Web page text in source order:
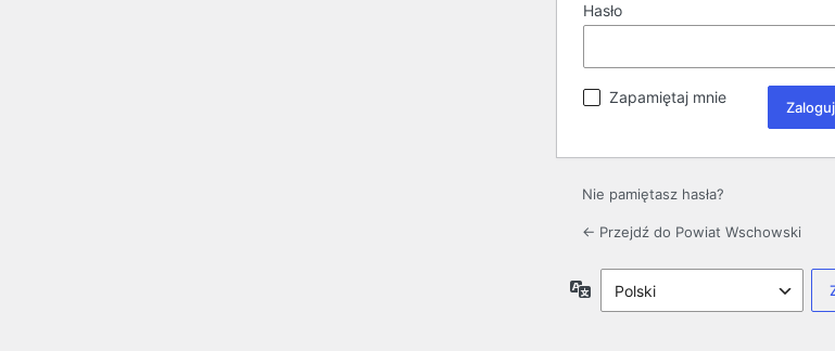
Hasło
Zapamiętaj mnie
Nie pamiętasz hasła?
← Przejdź do Powiat Wschowski
Język